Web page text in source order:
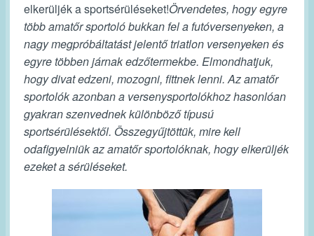
elkerüljék a sportsérüléseket!Örvendetes, hogy egyre
több amatőr sportoló bukkan fel a futóversenyeken, a
nagy megpróbáltatást jelentő triatlon versenyeken és
egyre többen járnak edzőtermekbe. Elmondhatjuk,
hogy divat edzeni, mozogni, fittnek lenni. Az amatőr
sportolók azonban a versenysportolókhoz hasonlóan
gyakran szenvednek különböző típusú
sportsérülésektől. Összegyűjtöttük, mire kell
odafigyelniük az amatőr sportolóknak, hogy elkerüljék
ezeket a sérüléseket.